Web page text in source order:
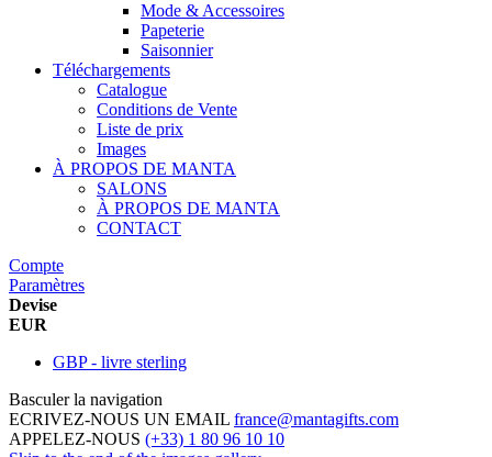
Mode & Accessoires
Papeterie
Saisonnier
Téléchargements
Catalogue
Conditions de Vente
Liste de prix
Images
À PROPOS DE MANTA
SALONS
À PROPOS DE MANTA
CONTACT
Compte
Paramètres
Devise
EUR
GBP - livre sterling
Basculer la navigation
ECRIVEZ-NOUS UN EMAIL france@mantagifts.com
APPELEZ-NOUS (+33) 1 80 96 10 10